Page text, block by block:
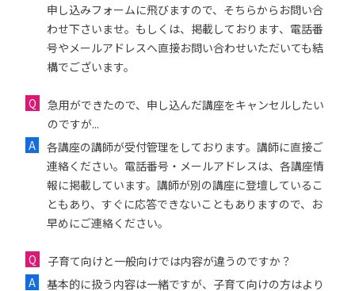
申し込みフォームに飛びますので、そちらからお問い合
わせ下さいませ。もしくは、掲載しております、電話番
号やメールアドレスへ直接お問い合わせいただいても結
構でございます。
急用ができたので、申し込んだ講座をキャンセルしたい
のですが...
各講座の講師が受付管理をしております。講師に直接ご
連絡ください。電話番号・メールアドレスは、各講座情
報に掲載しています。講師が別の講座に登壇しているこ
ともあり、すぐに応答できないこともありますので、お
早めにご連絡ください。
子育て向けと一般向けでは内容が違うのですか？
基本的に扱う内容は一緒ですが、子育て向けの方はより